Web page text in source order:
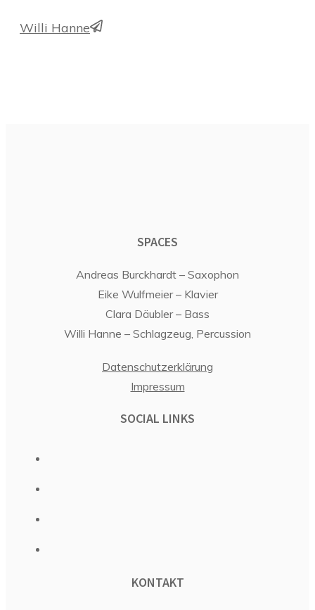
Willi Hanne
SPACES
Andreas Burckhardt – Saxophon
Eike Wulfmeier – Klavier
Clara Däubler – Bass
Willi Hanne – Schlagzeug, Percussion
Datenschutzerklärung
Impressum
SOCIAL LINKS
KONTAKT